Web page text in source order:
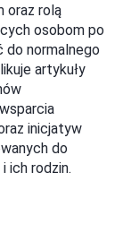
oraz rolą
osobom po
do normalnego
artykuły
inicjatyw
do
ich rodzin.